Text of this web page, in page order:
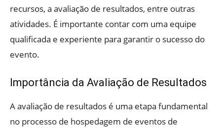
recursos, a avaliação de resultados, entre outras
atividades. É importante contar com uma equipe
qualificada e experiente para garantir o sucesso do
evento.
Importância da Avaliação de Resultados
A avaliação de resultados é uma etapa fundamental
no processo de hospedagem de eventos de